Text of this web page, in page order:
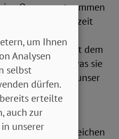
Organe entnommen
auch wenn derzeit
betont die
mit dem
werden, was sie
verdient unser
Motto „Zeit, Zeichen
um Ihnen
Analysen
selbst
dürfen.
erteilte
auch zur
unserer